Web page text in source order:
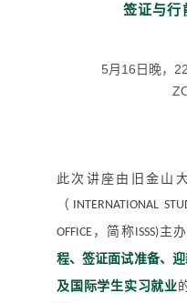
签证与行
5月16日晚，
此次讲座由旧金山
（ INTERNATIONAL
OFFICE，简称ISSS)
程、签证面试准备、
及国际学生实习就业